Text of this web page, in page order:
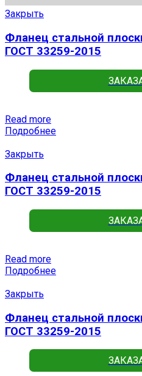
Закрыть
Фланец стальной
ГОСТ 33259-2015
Read more
Подробнее
Закрыть
Фланец стальной
ГОСТ 33259-2015
Read more
Подробнее
Закрыть
Фланец стальной
ГОСТ 33259-2015